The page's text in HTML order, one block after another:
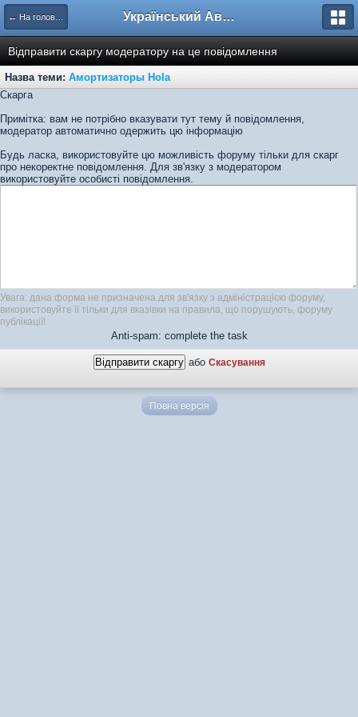
← На головну Український Автоклуб ВАЗ
Відправити скаргу модератору на це повідомлення
Назва теми: Амортизаторы Hola
Скарга
Примітка: вам не потрібно вказувати тут тему й повідомлення,
модератор автоматично одержить цю інформацію
Будь ласка, використовуйте цю можливість форуму тільки для скарг
про некоректне повідомлення. Для зв'язку з модератором
використовуйте особисті повідомлення.
Увага: дана форма не призначена для зв'язку з адміністрацією форуму,
використовуйте її тільки для вказівки на правила, що порушують, форуму
публікації!
Anti-spam: complete the task
або Скасування
Повна версія